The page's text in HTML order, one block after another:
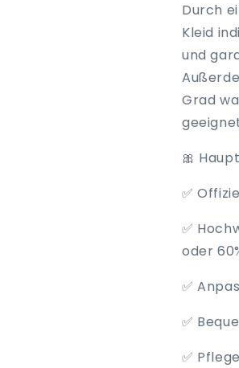
Durch
Kleid
und
Grad
🎀
✅
✅
oder
✅
✅
✅